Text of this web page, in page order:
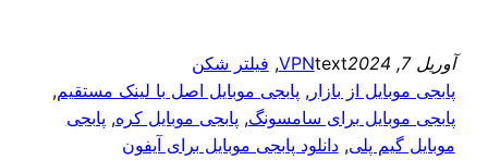
آوریل 7, 2024 text
VPN
, فیلتر شکن
پابجی موبایل از بازار, پابجی موبایل اصل با لینک مستقیم,
پابجی موبایل برای سامسونگ, پابجی موبایل کره, پابجی
موبایل گیم پلی, دانلود پابجی موبایل برای آیفون